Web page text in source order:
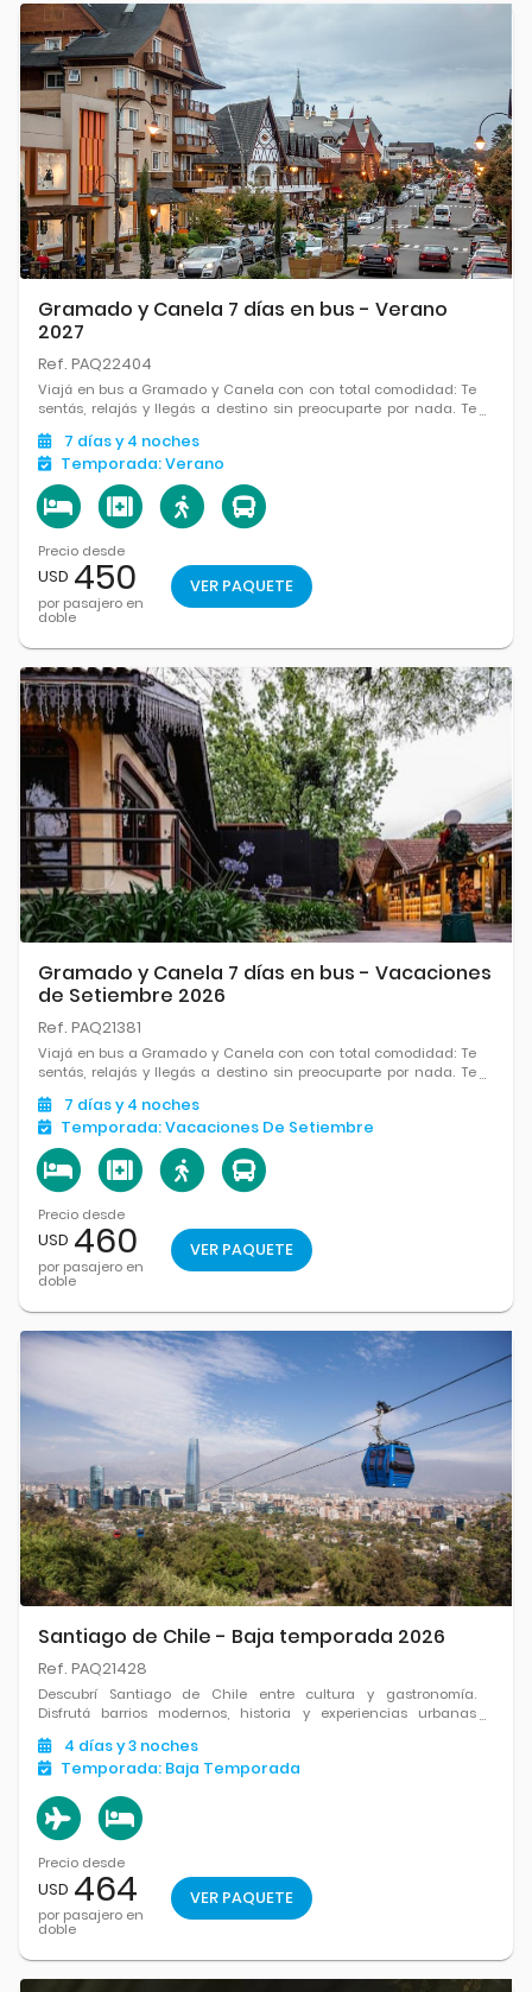
Gramado y Canela 7 días en bus - Verano
2027
Ref. PAQ22404
Viajá en bus a Gramado y Canela con con total comodidad: Te
sentás, relajás y llegás a destino sin preocuparte por nada. Te
chocolaterías, parques y un clima perfecto para pasear y
disfrutar.
7 díasy 4 noches
Temporada:Verano
Precio desde
USD 450
por pasajero en
doble
VER PAQUETE
Gramado y Canela 7 días en bus - Vacaciones
de Setiembre 2026
Ref. PAQ21381
Viajá en bus a Gramado y Canela con con total comodidad: Te
sentás, relajás y llegás a destino sin preocuparte por nada. Te
chocolaterías, parques y un clima perfecto para pasear y
disfrutar.
7 díasy 4 noches
Temporada:Vacaciones De Setiembre
Precio desde
USD 460
por pasajero en
doble
VER PAQUETE
Santiago de Chile - Baja temporada 2026
Ref. PAQ21428
Descubrí Santiago de Chile entre cultura y gastronomía.
Disfrutá barrios modernos, historia y experiencias urbanas
4 díasy 3 noches
Temporada: Baja Temporada
Precio desde
USD 464
por pasajero en
doble
VER PAQUETE